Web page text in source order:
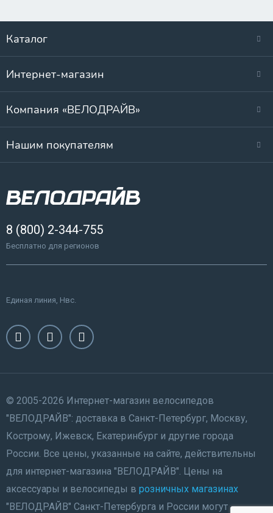
Каталог
Интернет-магазин
Компания «ВЕЛОДРАЙВ»
Нашим покупателям
8 (800) 2-344-755
Бесплатно для регионов
Единая линия, Нвс.
© 2005-2026 Интернет-магазин велосипедов
"ВЕЛОДРАЙВ": доставка в Санкт-Петербург, Москву,
Кострому, Ижевск, Екатеринбург и другие города
России. Все цены, указанные на сайте, действительны
для интернет-магазина "ВЕЛОДРАЙВ". Цены на
аксессуары и велосипеды в розничных магазинах
"ВЕЛОДРАЙВ" Санкт-Петербурга и России могут